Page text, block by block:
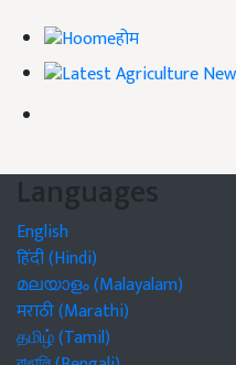
होम
Languages
English
हिंदी (Hindi)
മലയാളം (Malayalam)
मराठी (Marathi)
தமிழ் (Tamil)